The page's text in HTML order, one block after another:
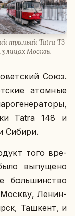
трам­вай Tatra T3
улицах Москвы
Союз.
атом­ные
Tatra 148 и
Сибири.
того вре­
вы­пу­ще­но
боль­шин­ство
Москву, Ле­нин­
Таш­кент, и